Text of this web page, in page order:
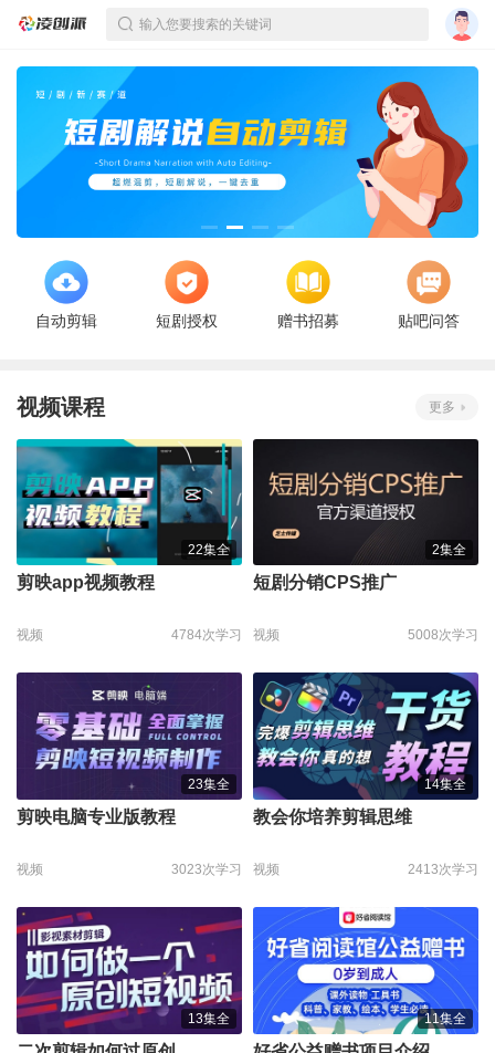
输入您要搜索的关键词
自动剪辑 短剧授权 赠书招募 贴吧问答
视频课程 更多
22集全
剪映app视频教程
视频 4784次学习
2集全
短剧分销CPS推广
视频 5008次学习
23集全
剪映电脑专业版教程
视频 3023次学习
14集全
教会你培养剪辑思维
视频 2413次学习
13集全 11集全